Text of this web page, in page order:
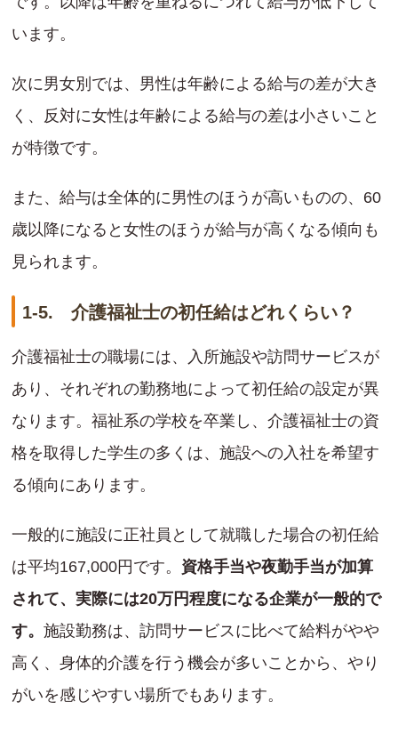
います。
次に男女別では、男性は年齢による給与の差が大き
く、反対に女性は年齢による給与の差は小さいこと
が特徴です。
また、給与は全体的に男性のほうが高いものの、60
歳以降になると女性のほうが給与が高くなる傾向も
見られます。
1-5. 介護福祉士の初任給はどれくらい？
介護福祉士の職場には、入所施設や訪問サービスが
あり、それぞれの勤務地によって初任給の設定が異
なります。福祉系の学校を卒業し、介護福祉士の資
格を取得した学生の多くは、施設への入社を希望す
る傾向にあります。
一般的に施設に正社員として就職した場合の初任給
は平均167,000円です。 資格手当や夜勤手当が加算
されて、実際には20万円程度になる企業が一般的で
す。 施設勤務は、訪問サービスに比べて給料がやや
高く、身体的介護を行う機会が多いことから、やり
がいを感じやすい場所でもあります。